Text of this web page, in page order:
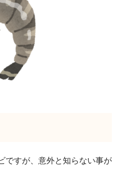
ですが、意外と知らない事が